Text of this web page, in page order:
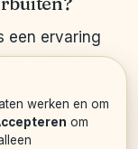
een ervaring
aan beide
’s nachts
is geen
dus als
werken en om
om